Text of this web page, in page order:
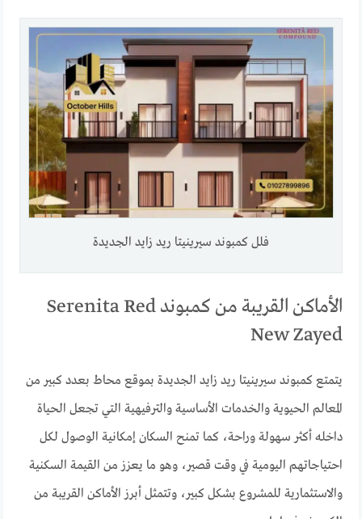
فلل كمبوند سيرينيتا ريد زايد الجديدة
الأماكن القريبة من كمبوند Serenita Red
New Zayed
يتمتع كمبوند سيرينيتا ريد زايد الجديدة بموقع محاط بعدد كبير من
المعالم الحيوية والخدمات الأساسية والترفيهية التي تجعل الحياة
داخله أكثر سهولة وراحة، كما تمنح السكان إمكانية الوصول لكل
احتياجاتهم اليومية في وقت قصير، وهو ما يعزز من القيمة السكنية
والاستثمارية للمشروع بشكل كبير، وتتمثل أبرز الأماكن القريبة من